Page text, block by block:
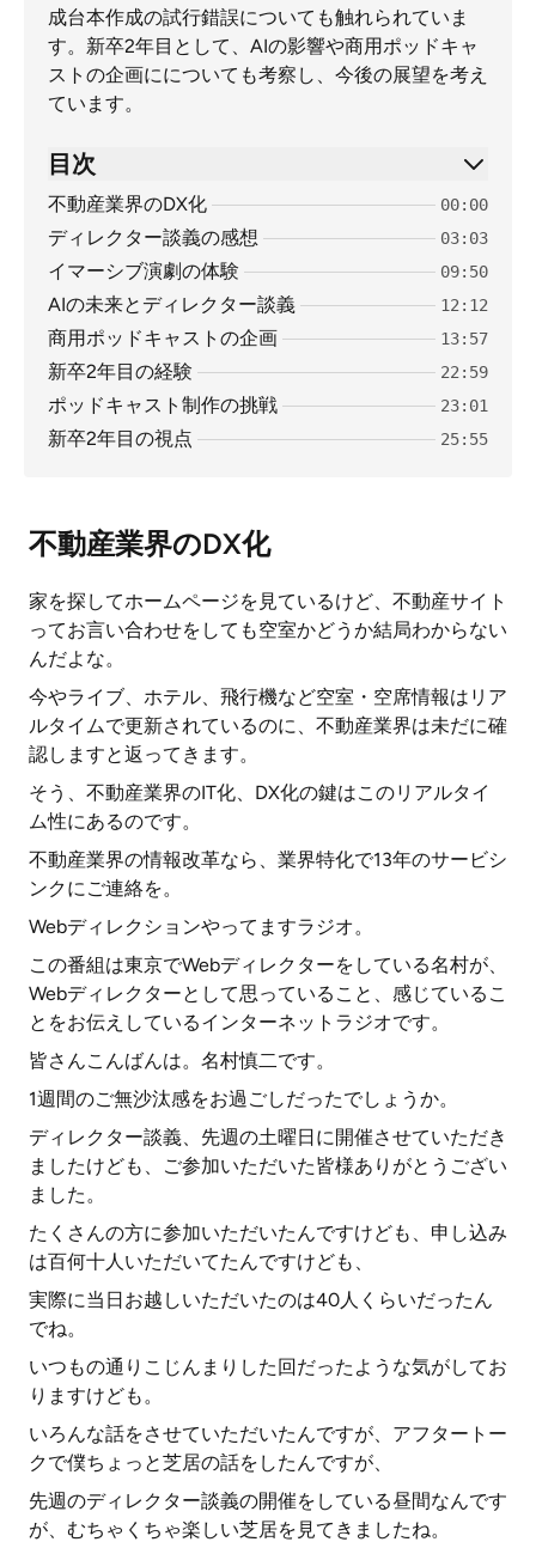
成台本作成の試行錯誤についても触れられていま
す。新卒2年目として、AIの影響や商用ポッドキャ
ストの企画にについても考察し、今後の展望を考え
ています。
目次
不動産業界のDX化 00:00
ディレクター談義の感想 03:03
イマーシブ演劇の体験 09:50
AIの未来とディレクター談義 12:12
商用ポッドキャストの企画 13:57
新卒2年目の経験 22:59
ポッドキャスト制作の挑戦 23:01
新卒2年目の視点 25:55
不動産業界のDX化
家を探してホームページを見ているけど、不動産サイト
ってお言い合わせをしても空室かどうか結局わからない
んだよな。
今やライブ、ホテル、飛行機など空室・空席情報はリア
ルタイムで更新されているのに、不動産業界は未だに確
認しますと返ってきます。
そう、不動産業界のIT化、DX化の鍵はこのリアルタイ
ム性にあるのです。
不動産業界の情報改革なら、業界特化で13年のサービシ
ンクにご連絡を。
Webディレクションやってますラジオ。
この番組は東京でWebディレクターをしている名村が、
Webディレクターとして思っていること、感じているこ
とをお伝えしているインターネットラジオです。
皆さんこんばんは。名村慎二です。
1週間のご無沙汰感をお過ごしだったでしょうか。
ディレクター談義、先週の土曜日に開催させていただき
ましたけども、ご参加いただいた皆様ありがとうござい
ました。
たくさんの方に参加いただいたんですけども、申し込み
は百何十人いただいてたんですけども、
実際に当日お越しいただいたのは40人くらいだったん
でね。
いつもの通りこじんまりした回だったような気がしてお
りますけども。
いろんな話をさせていただいたんですが、アフタートー
クで僕ちょっと芝居の話をしたんですが、
先週のディレクター談義の開催をしている昼間なんです
が、むちゃくちゃ楽しい芝居を見てきましたね。